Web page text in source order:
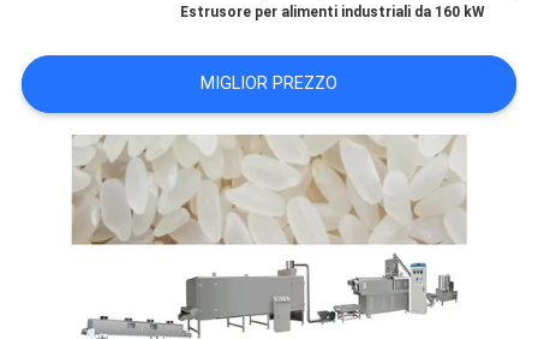
Estrusore per alimenti industriali da 160 kW
MIGLIOR PREZZO